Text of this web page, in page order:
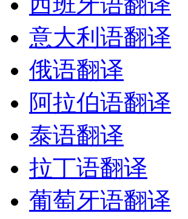
意大利语翻译
俄语翻译
阿拉伯语翻译
泰语翻译
拉丁语翻译
葡萄牙语翻译